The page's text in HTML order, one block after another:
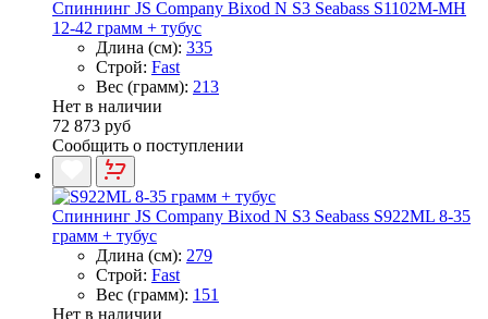
Спиннинг JS Company Bixod N S3 Seabass S1102M-MH
12-42 грамм + тубус
Длина (см): 335
Строй: Fast
Вес (грамм): 213
Нет в наличии
72 873 руб
Сообщить о поступлении
Спиннинг JS Company Bixod N S3 Seabass S922ML 8-35
грамм + тубус
Длина (см): 279
Строй: Fast
Вес (грамм): 151
Нет в наличии